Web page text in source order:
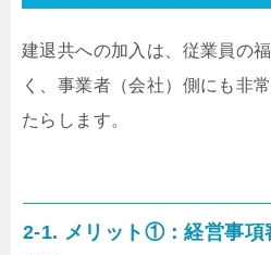
建退共への加入は、従業員の
く、事業者（会社）側にも非
たらします。
2-1. メリット①：経営事項